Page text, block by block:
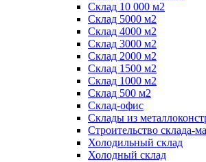
Склад 10 000 м2
Склад 5000 м2
Склад 4000 м2
Склад 3000 м2
Склад 2000 м2
Склад 1500 м2
Склад 1000 м2
Склад 500 м2
Склад-офис
Склады из
Строительство склада-
Холодильный склад
Холодный склад